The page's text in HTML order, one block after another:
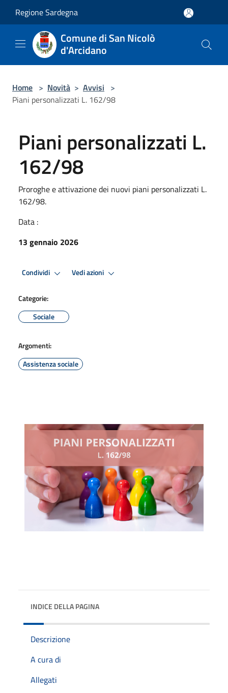
Regione Sardegna
Comune di San Nicolò
d'Arcidano
Home > Novità > Avvisi >
Piani personalizzati L. 162/98
Piani personalizzati L.
162/98
Proroghe e attivazione dei nuovi piani personalizzati L.
162/98.
Data :
13 gennaio 2026
Condividi Vedi azioni
Categorie:
Sociale
Argomenti:
Assistenza sociale
INDICE DELLA PAGINA
Descrizione
A cura di
Allegati